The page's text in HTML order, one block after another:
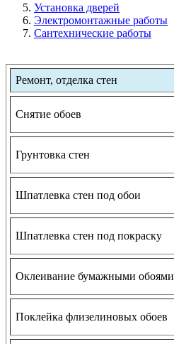
Установка дверей
Электромонтажные работы
Сантехнические работы
Ремонт, отделка стен
Снятие обоев
Грунтовка стен
Шпатлевка стен под обои
Шпатлевка стен под покраску
Оклеивание бумажными обоями
Поклейка флизелиновых обоев